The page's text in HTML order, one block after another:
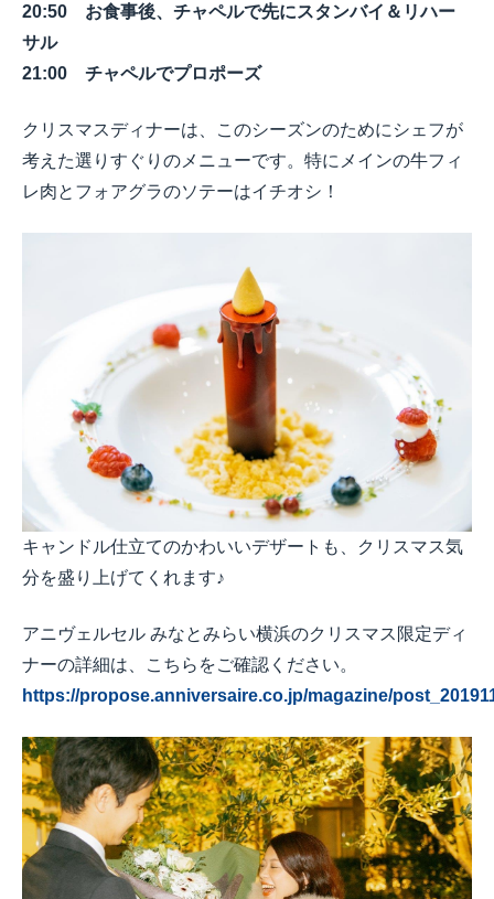
20:50 お食事後、チャペルで先にスタンバイ＆リハー
サル
21:00 チャペルでプロポーズ
クリスマスディナーは、このシーズンのためにシェフが
考えた選りすぐりのメニューです。特にメインの牛フィ
レ肉とフォアグラのソテーはイチオシ！
キャンドル仕立てのかわいいデザートも、クリスマス気
分を盛り上げてくれます♪
アニヴェルセル みなとみらい横浜のクリスマス限定ディ
ナーの詳細は、こちらをご確認ください。
https://propose.anniversaire.co.jp/magazine/